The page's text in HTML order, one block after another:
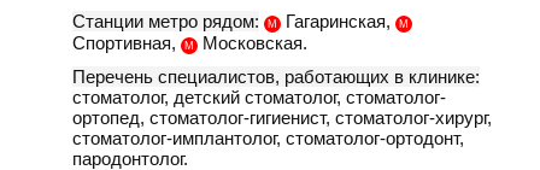
Станции метро рядом:
М Гагаринская, М
Спортивная, М
Московская.
Перечень специалистов, работающих в клинике:
стоматолог, детский стоматолог, стоматолог-
ортопед, стоматолог-гигиенист, стоматолог-хирург,
стоматолог-имплантолог, стоматолог-ортодонт,
пародонтолог.